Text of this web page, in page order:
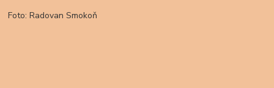
Foto: Radovan Smokoň